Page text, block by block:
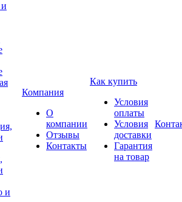
Компания
О
компании
Отзывы
Контакты
Как купить
Условия
оплаты
Условия
доставки
Гарантия
на товар